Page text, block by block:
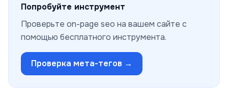
Попробуйте инструмент
Проверьте on-page seo на вашем сайте с
помощью бесплатного инструмента.
Проверка мета-тегов →